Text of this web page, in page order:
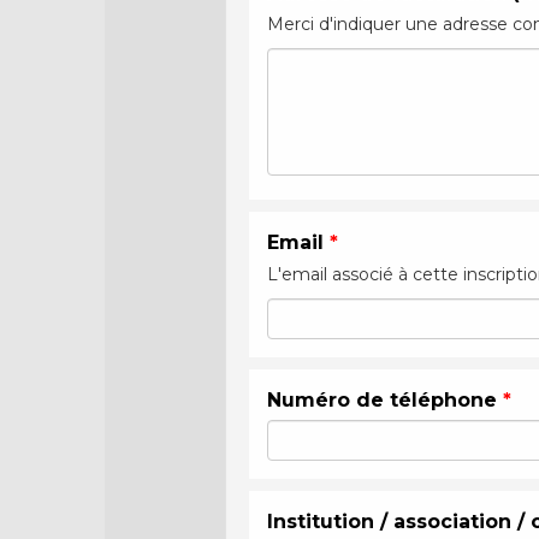
Merci d'indiquer une adresse
Email *
L'email associé à cette
Numéro de téléphone *
Institution / association /